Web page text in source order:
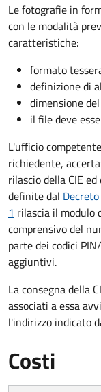
Le fotografie in
con le modalità
caratteristiche:
formato
definizione di
dimensione
il file deve
L'ufficio
richiedente,
rilascio della CIE
definite dal
1 rilascia il modulo
comprensivo del
parte dei codici
aggiuntivi.
La consegna della
associati a essa
l'indirizzo indicato
Costi